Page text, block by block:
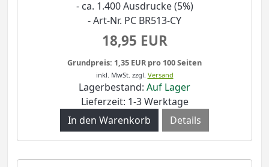
- ca. 1.400 Ausdrucke (5%)
- Art-Nr. PC BR513-CY
18,95 EUR
Grundpreis: 1,35 EUR pro 100 Seiten
inkl. MwSt. zzgl. Versand
Lagerbestand: Auf Lager
Lieferzeit: 1-3 Werktage
Details